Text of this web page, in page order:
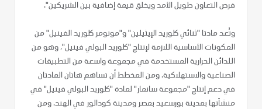
فرص التعاون طويل الأمد ويخلق قيمة إضافية بين الشريكين".
وتُعد مادتا "ثنائي كلوريد الإيثيلين" و"مونومر كلوريد الفينيل" من
المكونات الأساسية اللازمة لإنتاج "كلوريد البولي فينيل"، وهو من
اللدائن الحرارية المستخدمة في مجموعة واسعة من التطبيقات
الصناعية والاستهلاكية. ومن المخطط أن تساهم هاتان المادتان
في دعم إنتاج "مجموعة سانمار" لمادة "كلوريد البولي فينيل" في
منشآتها بمدينة بورسعيد بمصر ومدينة كودالور في الهند. ومن